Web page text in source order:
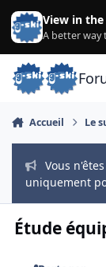
Aller au contenu
View in
A better way
Accueil Le
Vous
uniquement
Étude